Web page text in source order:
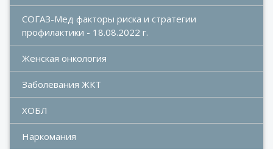
СОГАЗ-Мед факторы риска и стратегии
профилактики - 18.08.2022 г.
Женская онкология
Заболевания ЖКТ
ХОБЛ
Наркомания